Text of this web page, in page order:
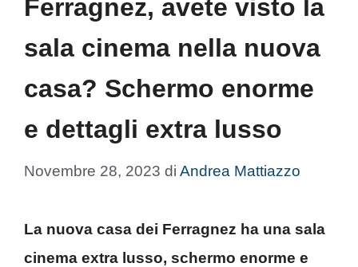
Ferragnez, avete visto la
sala cinema nella nuova
casa? Schermo enorme
e dettagli extra lusso
Novembre 28, 2023 di Andrea Mattiazzo
La nuova casa dei Ferragnez ha una sala
cinema extra lusso, schermo enorme e